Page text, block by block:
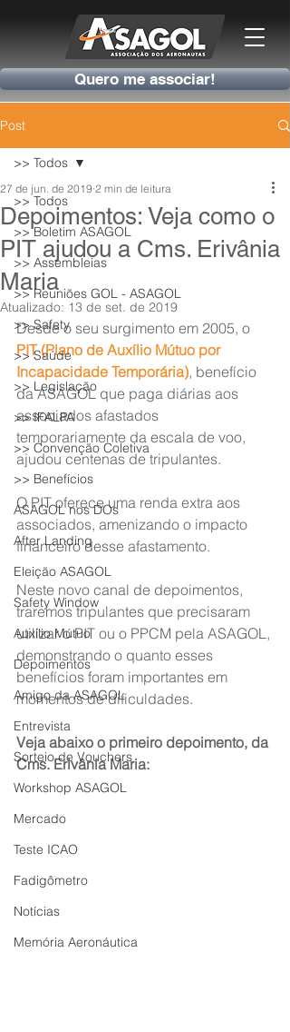
Quero me associar!
Post
>> Todos
>> Boletim ASAGOL
>> Assembleias
>> Reuniões GOL - ASAGOL
>> Safety
>> Saúde
>> Legislação
>> IFALPA
>> Convenção Coletiva
>> Benefícios
ASAGOL nos DOs
After Landing
Eleição ASAGOL
Safety Window
Auxílio Mútuo
Depoimentos
Amigo da ASAGOL
Entrevista
Sorteio de Vouchers
Workshop ASAGOL
Mercado
Teste ICAO
Fadigômetro
Notícias
Memória Aeronáutica
>> Todos
Depoimentos: Veja como o
PIT ajudou a Cms. Erivânia
Maria
27 de jun. de 2019 2 min de leitura
Atualizado: 13 de set. de 2019
Desde o seu surgimento em 2005, o
PIT (Plano de Auxílio Mútuo por
Incapacidade Temporária), benefício
da ASAGOL que paga diárias aos
associados afastados
temporariamente da escala de voo,
ajudou centenas de tripulantes.
O PIT oferece uma renda extra aos
associados, amenizando o impacto
financeiro desse afastamento.
Neste novo canal de depoimentos,
traremos tripulantes que precisaram
utilizar o PIT ou o PPCM pela ASAGOL,
demonstrando o quanto esses
benefícios foram importantes em
momentos de dificuldades.
Veja abaixo o primeiro depoimento, da
Cms. Erivânia Maria: